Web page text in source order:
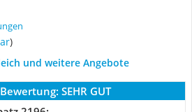
)
und weitere Angebote
SEHR GUT